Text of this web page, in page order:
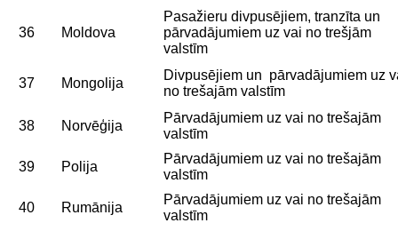
36 Moldova
Pasažieru divpusējiem, tranzīta un
pārvadājumiem uz vai no trešjām
valstīm
37 Mongolija
Divpusējiem un pārvadājumiem uz
no trešajām valstīm
38 Norvēģija
Pārvadājumiem uz vai no trešajām
valstīm
39 Polija
Pārvadājumiem uz vai no trešajām
valstīm
40 Rumānija
Pārvadājumiem uz vai no trešajām
valstīm